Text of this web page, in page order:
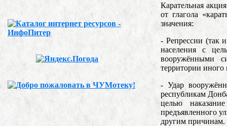
Карательная
от глагола
значения:
- Репрессии (так
населения с
вооружёнными
территории иного
- Удар
республикам
целью
предъявленного
другим причинам.